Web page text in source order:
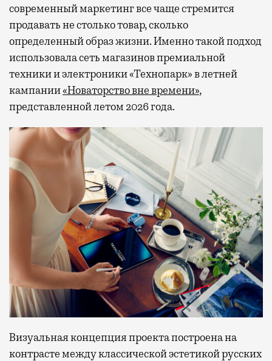
современный маркетинг все чаще стремится
продавать не столько товар, сколько
определенный образ жизни. Именно такой подход
использовала сеть магазинов премиальной
техники и электроники «Технопарк» в летней
кампании«Новаторство вне времени»,
представленной летом 2026 года.
Визуальная концепция проекта построена на
контрасте между классической эстетикой русских